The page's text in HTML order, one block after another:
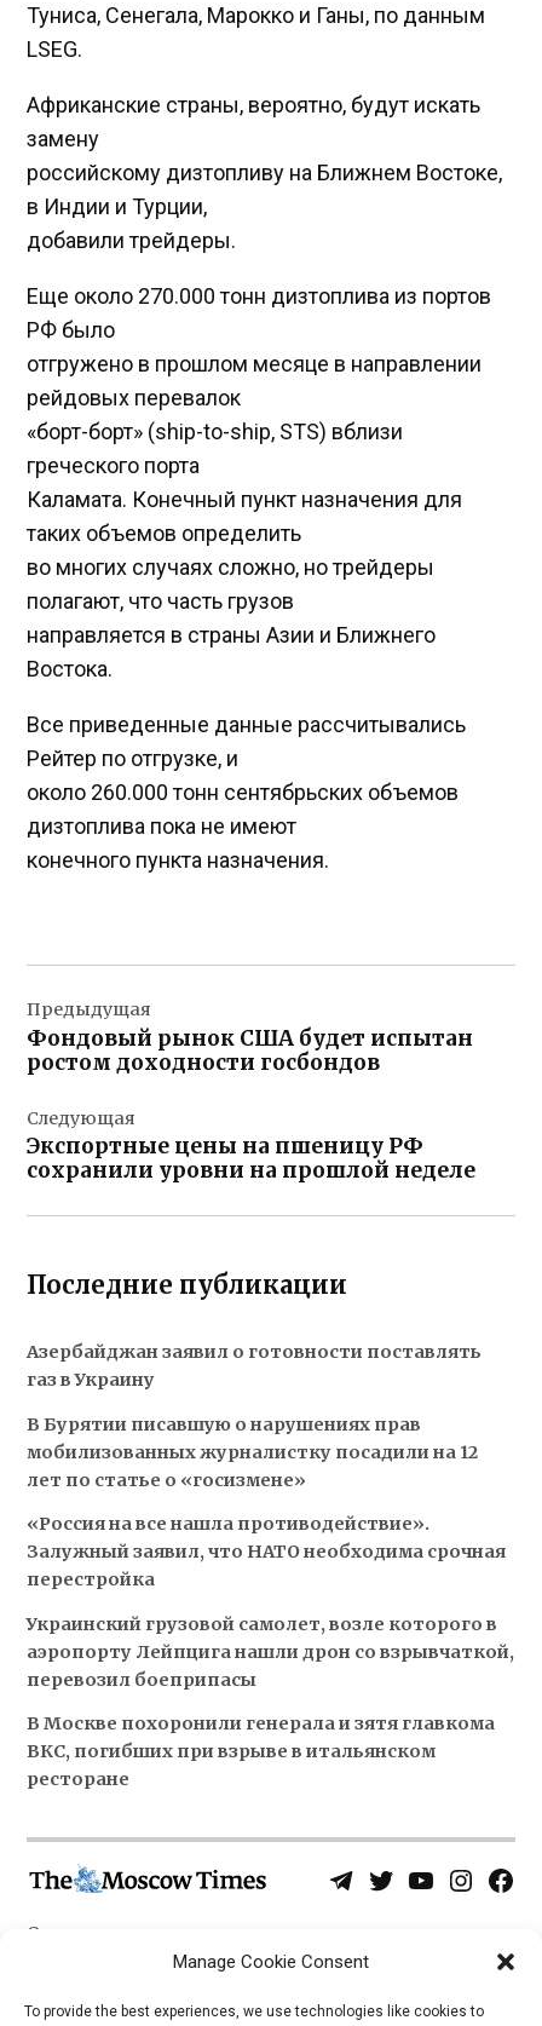
Manage Cookie Consent
To provide the best experiences, we use technologies like cookies to
Туниса, Сенегала, Марокко и Ганы, по данным
LSEG.
Африканские страны, вероятно, будут искать
замену
российскому дизтопливу на Ближнем Востоке,
в Индии и Турции,
добавили трейдеры.
Еще около 270.000 тонн дизтоплива из портов
РФ было
отгружено в прошлом месяце в направлении
рейдовых перевалок
«борт-борт» (ship-to-ship, STS) вблизи
греческого порта
Каламата. Конечный пункт назначения для
таких объемов определить
во многих случаях сложно, но трейдеры
полагают, что часть грузов
направляется в страны Азии и Ближнего
Востока.
Все приведенные данные рассчитывались
Рейтер по отгрузке, и
около 260.000 тонн сентябрьских объемов
дизтоплива пока не имеют
конечного пункта назначения.
по
записям
Предыдущая
Фондовый рынок США будет испытан
ростом доходности госбондов
Следующая
Экспортные цены на пшеницу РФ
сохранили уровни на прошлой неделе
Последние публикации
Азербайджан заявил о готовности поставлять
газ в Украину
В Бурятии писавшую о нарушениях прав
мобилизованных журналистку посадили на 12
лет по статье о «госизмене»
«Россия на все нашла противодействие».
Залужный заявил, что НАТО необходима срочная
перестройка
Украинский грузовой самолет, возле которого в
аэропорту Лейпцига нашли дрон со взрывчаткой,
перевозил боеприпасы
В Москве похоронили генерала и зятя главкома
ВКС, погибших при взрыве в итальянском
ресторане
Telegram
TwitterYouTubeInstagram
О нас
Политика конфиденциальности